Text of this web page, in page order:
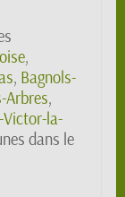
,
, Bagnols-
Arbres,
Victor-la-
dans le